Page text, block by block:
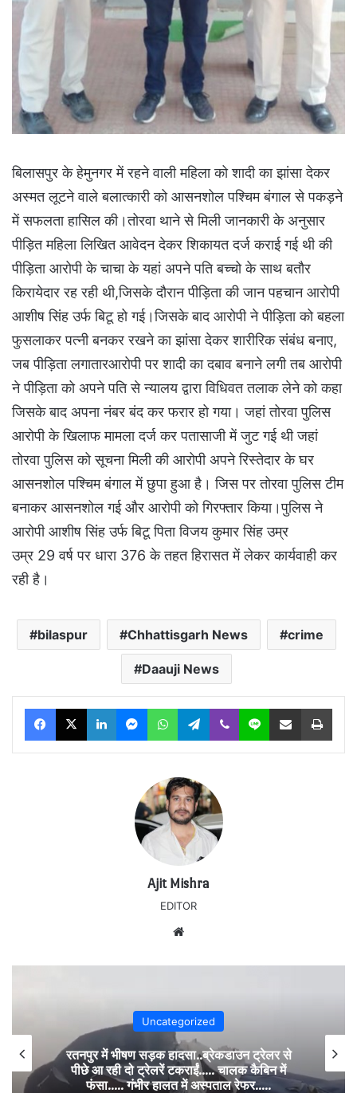
बिलासपुर के हेमुनगर में रहने वाली महिला को शादी का झांसा देकर
अस्मत लूटने वाले बलात्कारी को आसनशोल पश्चिम बंगाल से पकड़ने
में सफलता हासिल की।तोरवा थाने से मिली जानकारी के अनुसार
पीड़ित महिला लिखित आवेदन देकर शिकायत दर्ज कराई गई थी की
पीड़िता आरोपी के चाचा के यहां अपने पति बच्चो के साथ बतौर
किरायेदार रह रही थी,जिसके दौरान पीड़िता की जान पहचान आरोपी
आशीष सिंह उर्फ बिटू हो गई।जिसके बाद आरोपी ने पीड़िता को बहला
फुसलाकर पत्नी बनकर रखने का झांसा देकर शारीरिक संबंध बनाए,
जब पीड़िता लगातारआरोपी पर शादी का दबाव बनाने लगी तब आरोपी
ने पीड़िता को अपने पति से न्यालय द्वारा विधिवत तलाक लेने को कहा
जिसके बाद अपना नंबर बंद कर फरार हो गया। जहां तोरवा पुलिस
आरोपी के खिलाफ मामला दर्ज कर पतासाजी में जुट गई थी जहां
तोरवा पुलिस को सूचना मिली की आरोपी अपने रिस्तेदार के घर
आसनशोल पश्चिम बंगाल में छुपा हुआ है। जिस पर तोरवा पुलिस टीम
बनाकर आसनशोल गई और आरोपी को गिरफ्तार किया।पुलिस ने
आरोपी आशीष सिंह उर्फ बिटू पिता विजय कुमार सिंह उम्र
उम्र 29 वर्ष पर धारा 376 के तहत हिरासत में लेकर कार्यवाही कर
रही है।
bilaspur Chhattisgarh News crime
Daauji News
Facebook
X LinkedInMessengerWhatsAppTelegram
Viber Line Share via Email Print
Ajit Mishra
EDITOR
Uncategorized
रतनपुर में भीषण सड़क हादसा..ब्रेकडाउन ट्रेलर से
पीछे आ रही दो ट्रेलरें टकराईं….. चालक कैबिन में
फंसा….. गंभीर हालत में अस्पताल रेफर…..